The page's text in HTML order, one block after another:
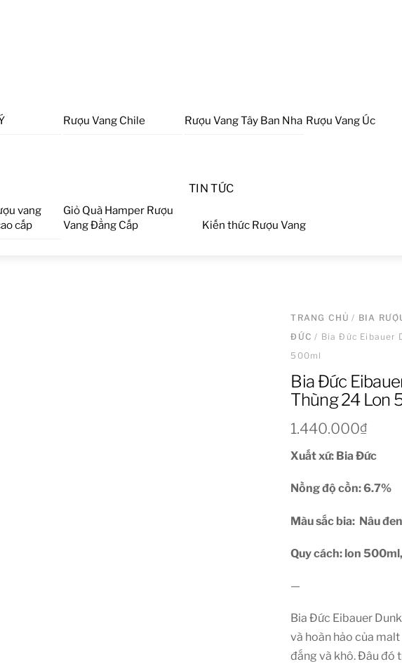
Rượu Vang Chile Rượu Vang Tây Ban Nha Rượu Vang Úc
vang
cấp
Giỏ Quà Hamper Rượu
Vang Đẳng Cấp
TIN TỨC
Kiến thức Rượu Vang
TRANG CHỦ / BIA
ĐỨC / Bia Đức Eibauer
500ml
Bia Đức
Thùng 24 Lon
1.440.000₫
Xuất xứ: Bia Đức
Nồng độ cồn: 6.7%
Màu sắc bia: Nâu đen
Quy cách: lon
—
Bia Đức Eibauer
và hoàn hảo của
đắng và khô. Đâu đó